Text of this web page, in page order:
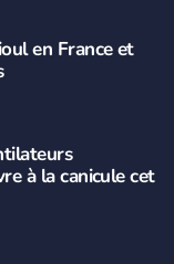
en France et
à la canicule cet